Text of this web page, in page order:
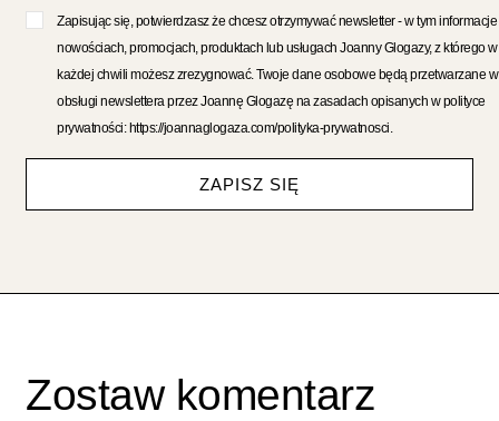
Zapisując się, potwierdzasz że chcesz otrzymywać newsletter - w tym informacje
nowościach, promocjach, produktach lub usługach Joanny Glogazy, z którego w
każdej chwili możesz zrezygnować. Twoje dane osobowe będą przetwarzane
obsługi newslettera przez Joannę Glogazę na zasadach opisanych w polityce
prywatności: https://joannaglogaza.com/polityka-prywatnosci.
ZAPISZ SIĘ
Zostaw komentarz